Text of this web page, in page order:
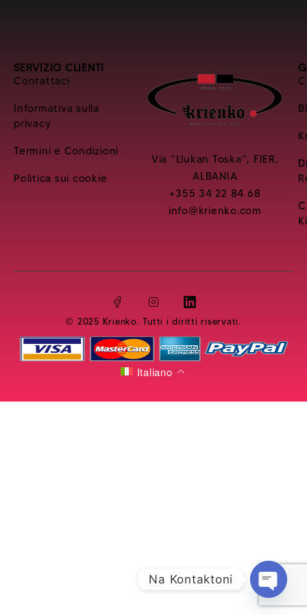
Via “Llukan Toska”, FIER,
ALBANIA
+355 34 22 84 68
info@krienko.com
SERVIZIO CLIENTI
Contattaci
Informativa sulla
privacy
Termini e Condizioni
Politica sui cookie
© 2025 Krienko. Tutti i diritti riservati.
Italiano
Na Kontaktoni
Open